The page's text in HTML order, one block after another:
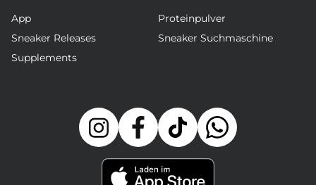
App
Proteinpulver
Sneaker Releases
Sneaker Suchmaschine
Supplements